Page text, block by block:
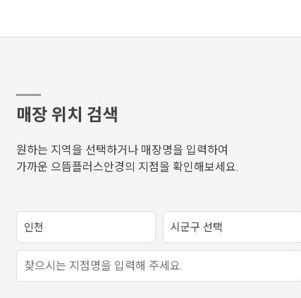
매장 위치 검색
원하는 지역을 선택하거나 매장명을 입력하여
가까운 으뜸플러스안경의 지점을 확인해보세요.